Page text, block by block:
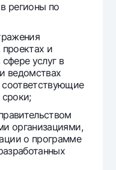
данных
регионы по
и
услуг в
ведомствах
организациями,
о программе